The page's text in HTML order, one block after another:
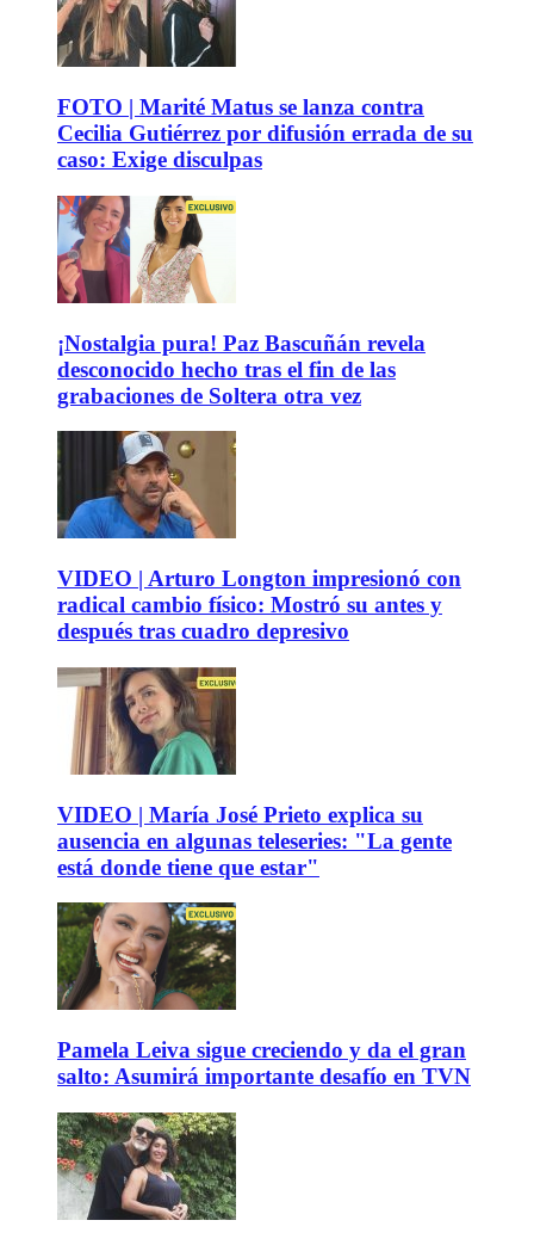
FOTO | Marité Matus se lanza contra
Cecilia Gutiérrez por difusión errada de su
caso: Exige disculpas
¡Nostalgia pura! Paz Bascuñán revela
desconocido hecho tras el fin de las
grabaciones de Soltera otra vez
VIDEO | Arturo Longton impresionó con
radical cambio físico: Mostró su antes y
después tras cuadro depresivo
VIDEO | María José Prieto explica su
ausencia en algunas teleseries: "La gente
está donde tiene que estar"
Pamela Leiva sigue creciendo y da el gran
salto: Asumirá importante desafío en TVN